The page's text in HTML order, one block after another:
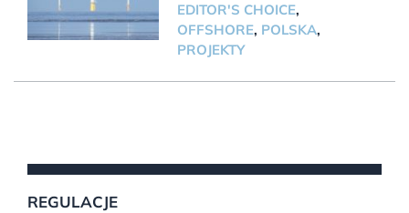
EDITOR'S CHOICE,
OFFSHORE, POLSKA,
PROJEKTY
REGULACJE